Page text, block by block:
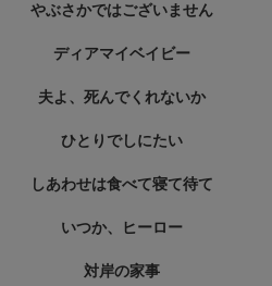
やぶさかではございません
ディアマイベイビー
夫よ、死んでくれないか
ひとりでしにたい
しあわせは食べて寝て待て
いつか、ヒーロー
対岸の家事